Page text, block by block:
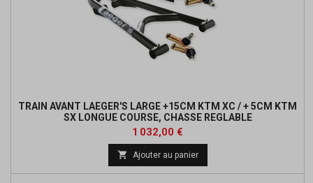
TRAIN AVANT LAEGER'S LARGE +15CM KTM XC / + 5CM KTM
SX LONGUE COURSE, CHASSE REGLABLE
Prix
1 032,00 €
de
base
 Ajouter au panier